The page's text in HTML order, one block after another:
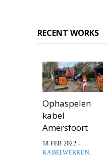
RECENT WORKS
Ophaspelen
kabel
Amersfoort
18 FEB 2022 -
KABELWERKEN,